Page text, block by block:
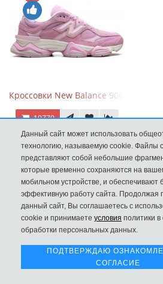
Кроссовки New Balance 9060 ASOS
10770
Данный сайт может использовать
технологию, называемую cookie. Файлы
представляют собой небольшие
которые временно сохраняются на
мобильном устройстве, и обеспечивают
эффективную работу сайта. Продолжая
данный сайт, Вы соглашаетесь с
cookie и принимаете условия политики
обработки персональных данных.
ПОДТВЕРЖДАЮ
СОГЛАСИЕ